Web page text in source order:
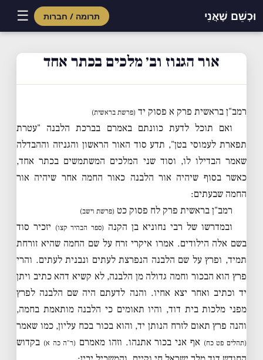
וּכְשֵׁם שֶׁאֲנִי תרומה / חברות ☰
אור הגנוז וב׳ מלכים בכתר אחד
רמב"ן בראשית פרק א פסוק יד (פרשת בראשית)
ואם תוכל לדעת כוונתם באמרם בברכת הלבנה "עטרת
תפארת לעמוסי בטן", תדע סוד האור הראשון והגניזה וההבדלה
שאמר הבדילו לו, וסוד שני המלכים המשתמשים בכתר אחד,
כאשר בסוף שיהיה אור הלבנה כאור החמה אחר שיהיה אור
החמה שבעתים:
רמב"ן בראשית פרק לח פסוק כט (פרשת וישב)
ובמדרשו של רבי נחוניא בן הקנה (ספר הבהיר קצו) יזכיר סוד
בשם אלה הילודים. אמרו איקרי זרח על שם החמה שהיא זורחת
תמיד, ופרץ על שם הלבנה הנפרצת לעתים ונבנית לעתים. והרי
פרץ הוא הבכור וחמה גדולה מן הלבנה, לא קשיא דהא כתיב ויתן
יד וכתיב ואחר יצא אחיו. והנה לדעתם היה שם הלבנה לפרץ
מפני מלכות בית דוד, והיו תאומים כי הלבנה מותאמת בחמה,
והנה פרץ תאום לזרח הנותן יד, והוא בכור בכח עליון, כמו שאמר
(תהלים פט כח) אף אני בכור אתנהו. וזהו מאמרם (ר"ה כה א) בקדוש